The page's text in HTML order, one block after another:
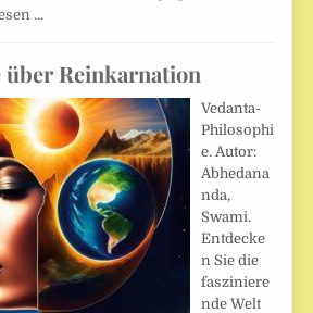
…
über Reinkarnation
Vedanta-
Philosophi
e. Autor:
Abhedana
nda,
Swami.
Entdecke
n Sie die
fasziniere
nde Welt